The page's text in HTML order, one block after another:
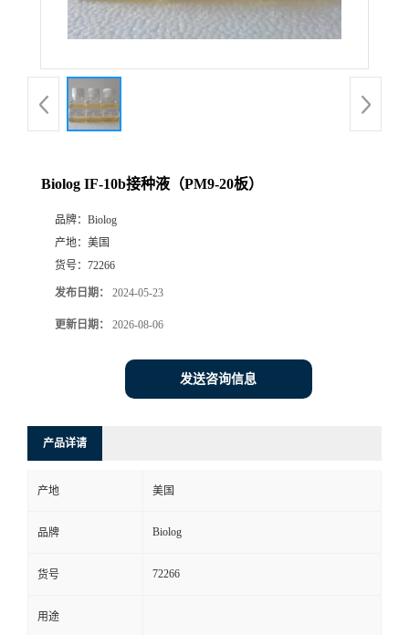
Biolog IF-10b接种液（PM9-20板）
品牌： Biolog
产地： 美国
货号： 72266
发布日期： 2024-05-23
更新日期： 2026-08-06
发送咨询信息
产品详请
产地 美国
品牌 Biolog
货号 72266
用途